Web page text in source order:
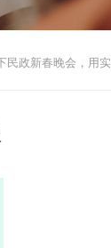
民政新春晚会，用